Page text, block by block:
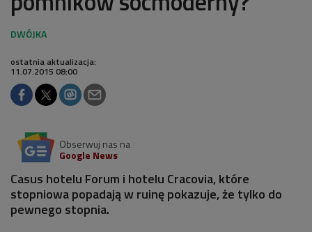
ostatnia aktualizacja:
11.07.2015 08:00
Obserwuj nas na
Google News
Casus hotelu Forum i hotelu Cracovia, które
stopniowa popadają w ruinę pokazuje, że tylko do
pewnego stopnia.